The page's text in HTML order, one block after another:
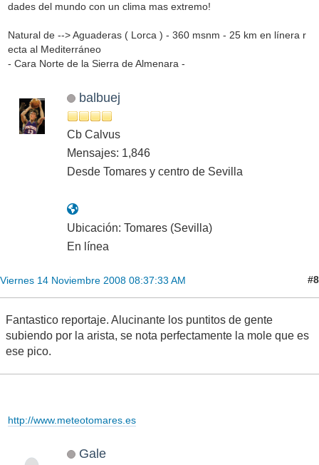
dades del mundo con un clima mas extremo!
Natural de --> Aguaderas ( Lorca ) - 360 msnm - 25 km en línera r
ecta al Mediterráneo
- Cara Norte de la Sierra de Almenara -
balbuej
Cb Calvus
Mensajes: 1,846
Desde Tomares y centro de Sevilla
Ubicación: Tomares (Sevilla)
En línea
Viernes 14 Noviembre 2008 08:37:33 AM #8
Fantastico reportaje. Alucinante los puntitos de gente
subiendo por la arista, se nota perfectamente la mole que es
ese pico.
http://www.meteotomares.es
Gale